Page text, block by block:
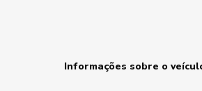
Informações sobre o